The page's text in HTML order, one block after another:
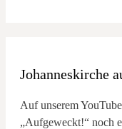
Johanneskirche
Auf unserem
„Aufgeweckt!“ noch